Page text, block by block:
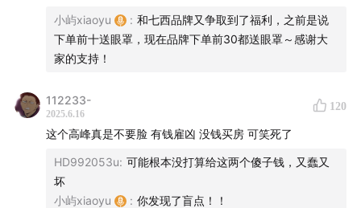
而就在案发后的第二天深夜，两名神秘男女潜入医院，试
图接近受伤的刘璋。他们的真实身份是什么？又为何要对
刘璋穷追不舍？
当警方逐步深入调查，一个神秘的杀人组织浮出水面，“替
天行道”，“惩治恶霸”......
这不仅仅是一起普通的袭击案，而是一场精心策划的阴
谋。隐藏在背后的，是爱恨情仇，还是人性的扭曲？
小屿xiaoyu : 和七西品牌又争取到了福利，之前是说
下单前十送眼罩，现在品牌下单前30都送眼罩～感谢大
家的支持！
112233-
2025.6.16
120
这个高峰真是不要脸 有钱雇凶 没钱买房 可笑死了
HD992053u: 可能根本没打算给这两个傻子钱，又蠢又
坏
小屿xiaoyu
: 你发现了盲点！！